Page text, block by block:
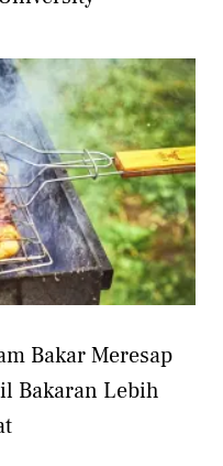
Bakar Meresap
Bakaran Lebih